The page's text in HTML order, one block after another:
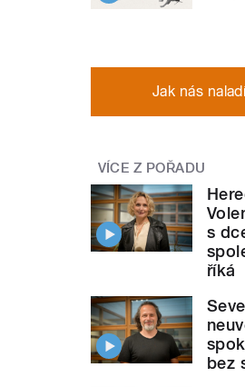
Jak nás
VÍCE Z POŘADU
s
říká
bez